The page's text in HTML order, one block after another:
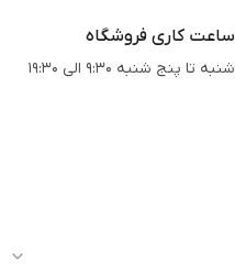
ساعت کاری فروشگاه
شنبه تا پنج شنبه 9:30 الی 19:30